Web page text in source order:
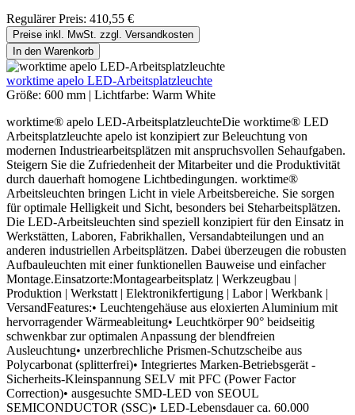
Regulärer Preis: 410,55 €
Preise inkl. MwSt. zzgl. Versandkosten
In den Warenkorb
worktime apelo LED-Arbeitsplatzleuchte
Größe: 600 mm | Lichtfarbe: Warm White
worktime® apelo LED-ArbeitsplatzleuchteDie worktime® LED
Arbeitsplatzleuchte apelo ist konzipiert zur Beleuchtung von
modernen Industriearbeitsplätzen mit anspruchsvollen Sehaufgaben.
Steigern Sie die Zufriedenheit der Mitarbeiter und die Produktivität
durch dauerhaft homogene Lichtbedingungen. worktime®
Arbeitsleuchten bringen Licht in viele Arbeitsbereiche. Sie sorgen
für optimale Helligkeit und Sicht, besonders bei Steharbeitsplätzen.
Die LED-Arbeitsleuchten sind speziell konzipiert für den Einsatz in
Werkstätten, Laboren, Fabrikhallen, Versandabteilungen und an
anderen industriellen Arbeitsplätzen. Dabei überzeugen die robusten
Aufbauleuchten mit einer funktionellen Bauweise und einfacher
Montage.Einsatzorte:Montagearbeitsplatz | Werkzeugbau |
Produktion | Werkstatt | Elektronikfertigung | Labor | Werkbank |
VersandFeatures:• Leuchtengehäuse aus eloxierten Aluminium mit
hervorragender Wärmeableitung• Leuchtkörper 90° beidseitig
schwenkbar zur optimalen Anpassung der blendfreien
Ausleuchtung• unzerbrechliche Prismen-Schutzscheibe aus
Polycarbonat (splitterfrei)• Integriertes Marken-Betriebsgerät -
Sicherheits-Kleinspannung SELV mit PFC (Power Factor
Correction)• ausgesuchte SMD-LED von SEOUL
SEMICONDUCTOR (SSC)• LED-Lebensdauer ca. 60.000